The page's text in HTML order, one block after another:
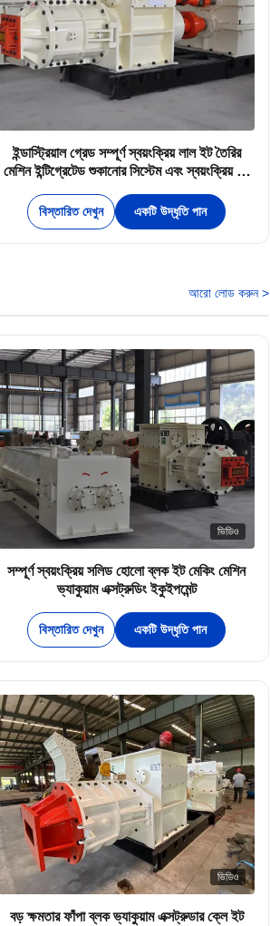
ইন্ডাস্ট্রিয়াল গ্রেড সম্পূর্ণ স্বয়ংক্রিয় লাল ইট তৈরির
মেশিন ইন্টিগ্রেটেড শুকানোর সিস্টেম এবং স্বয়ংক্রিয় ইট
বিস্তারিত দেখুন একটি উদ্ধৃতি পান
আরো লোড করুন >
ভিডিও
সম্পূর্ণ স্বয়ংক্রিয় সলিড হোলো ব্লক ইট মেকিং মেশিন
ভ্যাকুয়াম এক্সট্রুডিং ইকুইপমেন্ট
বিস্তারিত দেখুন একটি উদ্ধৃতি পান
ভিডিও
বড় ক্ষমতার ফাঁপা ব্লক ভ্যাকুয়াম এক্সট্রুডার ক্লে ইট